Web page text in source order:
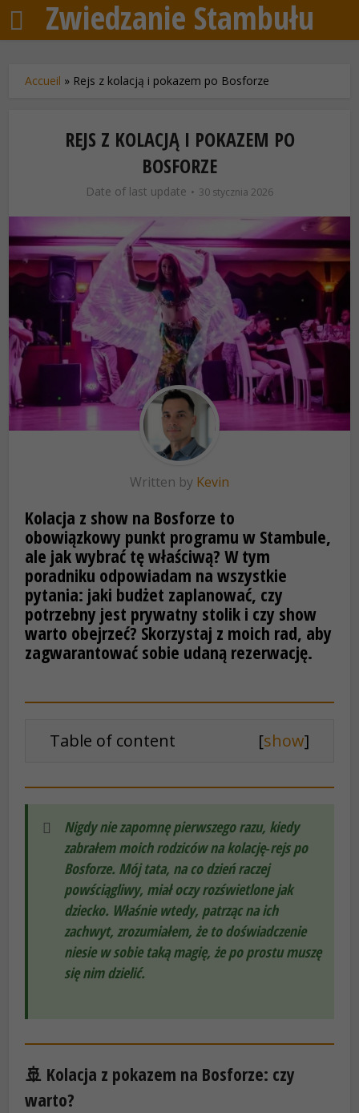
Zwiedzanie Stambułu
Accueil » Rejs z kolacją i pokazem po Bosforze
REJS Z KOLACJĄ I POKAZEM PO
BOSFORZE
Date of last update 30 stycznia 2026
Written by Kevin
Kolacja z show na Bosforze to
obowiązkowy punkt programu w Stambule,
ale jak wybrać tę właściwą? W tym
poradniku odpowiadam na wszystkie
pytania: jaki budżet zaplanować, czy
potrzebny jest prywatny stolik i czy show
warto obejrzeć? Skorzystaj z moich rad, aby
zagwarantować sobie udaną rezerwację.
Table of content [show]
Nigdy nie zapomnę pierwszego razu, kiedy
zabrałem moich rodziców na kolację‑rejs po
Bosforze. Mój tata, na co dzień raczej
powściągliwy, miał oczy rozświetlone jak
dziecko. Właśnie wtedy, patrząc na ich
zachwyt, zrozumiałem, że to doświadczenie
niesie w sobie taką magię, że po prostu muszę
się nim dzielić.
🚢 Kolacja z pokazem na Bosforze: czy
warto?